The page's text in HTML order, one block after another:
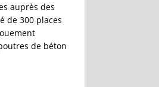
auprès des
de 300 places
de béton